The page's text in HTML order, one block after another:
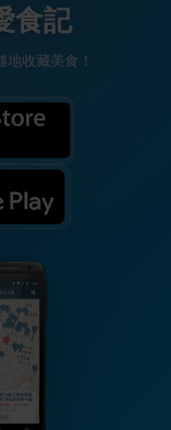
食記
收藏美食！